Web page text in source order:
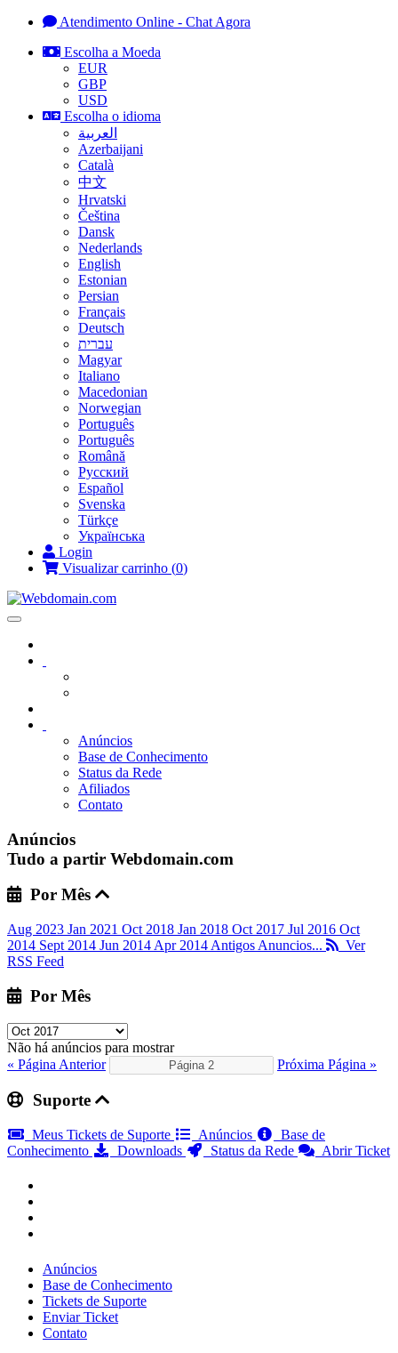
Atendimento Online - Chat Agora
Escolha a Moeda
EUR
GBP
USD
Escolha o idioma
العربية
Azerbaijani
Català
中文
Hrvatski
Čeština
Dansk
Nederlands
English
Estonian
Persian
Français
Deutsch
עברית
Magyar
Italiano
Macedonian
Norwegian
Português
Português
Română
Русский
Español
Svenska
Türkçe
Українська
Login
Visualizar carrinho (0)
Toggle
Anúncios
Base de Conhecimento
Status da Rede
Afiliados
Contato
Anúncios
Tudo a partir Webdomain.com
Por Mês
Aug 2023 Jan 2021 Oct 2018 Jan 2018 Oct 2017 Jul 2016 Oct
2014 Sept 2014 Jun 2014 Apr 2014 Antigos Anuncios...
Ver
RSS Feed
Por Mês
Não há anúncios para mostrar
« Página Anterior
Próxima Página »
Suporte
Meus Tickets de Suporte Anúncios
Base de
Conhecimento
Downloads Status da Rede Abrir Ticket
Anúncios
Base de Conhecimento
Tickets de Suporte
Enviar Ticket
Contato